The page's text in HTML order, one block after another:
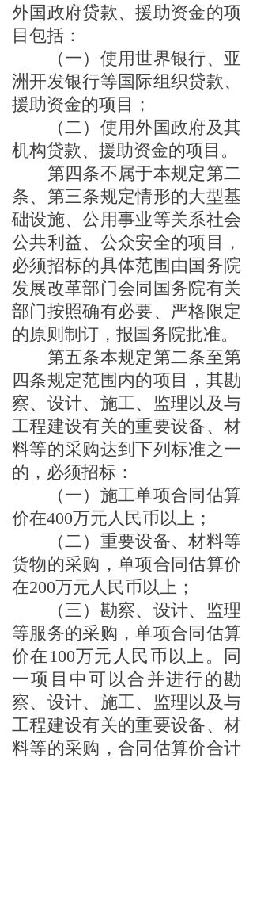
外国政府贷款、援助资金的项
目包括：
（一）使用世界银行、亚
洲开发银行等国际组织贷款、
援助资金的项目；
（二）使用外国政府及其
机构贷款、援助资金的项目。
第四条不属于本规定第二
条、第三条规定情形的大型基
础设施、公用事业等关系社会
公共利益、公众安全的项目，
必须招标的具体范围由国务院
发展改革部门会同国务院有关
部门按照确有必要、严格限定
的原则制订，报国务院批准。
第五条本规定第二条至第
四条规定范围内的项目，其勘
察、设计、施工、监理以及与
工程建设有关的重要设备、材
料等的采购达到下列标准之一
的，必须招标：
（一）施工单项合同估算
价在400万元人民币以上；
（二）重要设备、材料等
货物的采购，单项合同估算价
在200万元人民币以上；
（三）勘察、设计、监理
等服务的采购，单项合同估算
价在100万元人民币以上。同
一项目中可以合并进行的勘
察、设计、施工、监理以及与
工程建设有关的重要设备、材
料等的采购，合同估算价合计